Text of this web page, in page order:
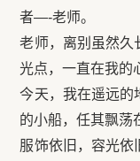
者—-老师。
老师，离别虽然久
光点，一直在我的
今天，我在遥远的
的小船，任其飘荡
服饰依旧，容光依